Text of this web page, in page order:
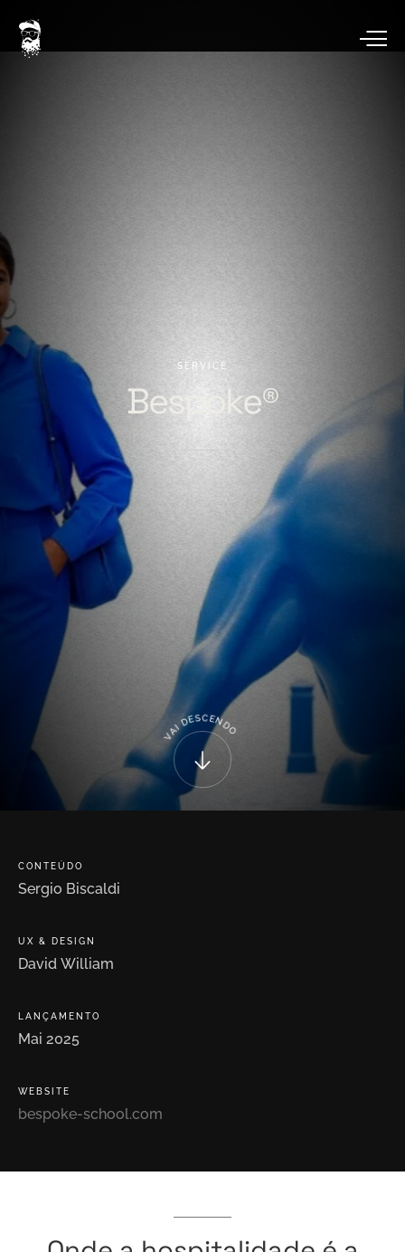
SERVICE
Bespoke®
V
AIDESCENDO
CONTEÚDO
Sergio Biscaldi
UX & DESIGN
David William
LANÇAMENTO
Mai 2025
WEBSITE
bespoke-school.com